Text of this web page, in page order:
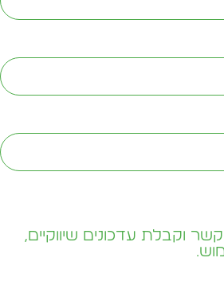
וקבלת עדכונים שיווקיים,